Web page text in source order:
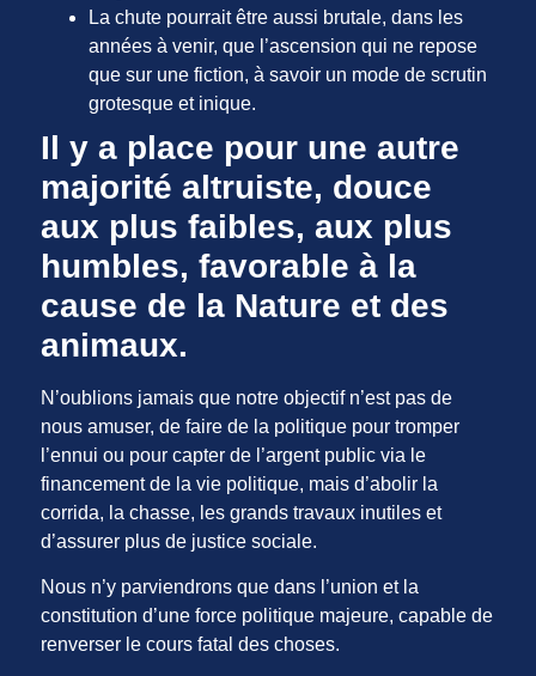
La chute pourrait être aussi brutale, dans les
années à venir, que l’ascension qui ne repose
que sur une fiction, à savoir un mode de scrutin
grotesque et inique.
Il y a place pour une autre
majorité altruiste, douce
aux plus faibles, aux plus
humbles, favorable à la
cause de la Nature et des
animaux.
N’oublions jamais que notre objectif n’est pas de
nous amuser, de faire de la politique pour tromper
l’ennui ou pour capter de l’argent public via le
financement de la vie politique, mais d’abolir la
corrida, la chasse, les grands travaux inutiles et
d’assurer plus de justice sociale.
Nous n’y parviendrons que dans l’union et la
constitution d’une force politique majeure, capable de
renverser le cours fatal des choses.